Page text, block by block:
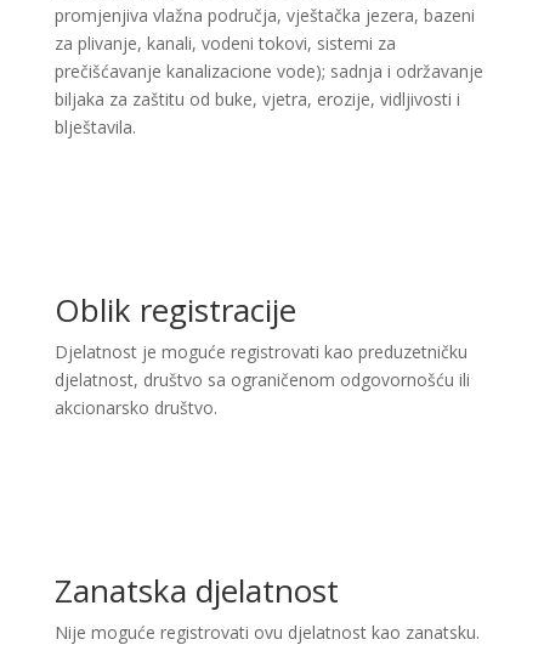
promjenjiva vlažna područja, vještačka jezera, bazeni
za plivanje, kanali, vodeni tokovi, sistemi za
prečišćavanje kanalizacione vode); sadnja i održavanje
biljaka za zaštitu od buke, vjetra, erozije, vidljivosti i
blještavila.
Oblik registracije
Djelatnost je moguće registrovati kao preduzetničku
djelatnost, društvo sa ograničenom odgovornošću ili
akcionarsko društvo.
Zanatska djelatnost
Nije moguće registrovati ovu djelatnost kao zanatsku.